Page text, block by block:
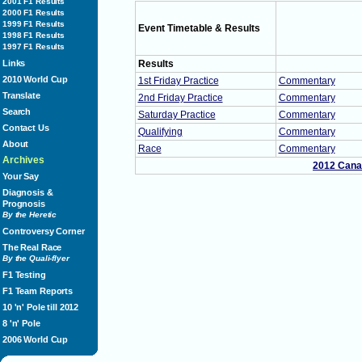
2000 F1 Results
1999 F1 Results
1998 F1 Results
1997 F1 Results
Links
2010 World Cup
Translate
Search
Contact Us
About
Archives
Your Say
Diagnosis &
Prognosis
By the Heretic
Controversy Corner
The Real Race
By the Quali-flyer
F1 Testing
F1 Team Reports
10 'n' Pole till 2012
8 'n' Pole
2006 World Cup
Event Timetable & Results
Results
1st Friday Practice
Commentary
2nd Friday Practice
Commentary
Saturday Practice
Commentary
Qualifying
Commentary
Race
Commentary
2012